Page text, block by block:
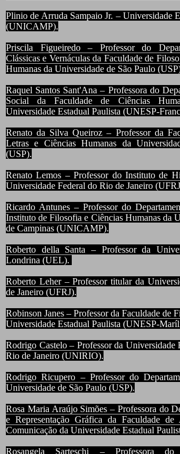
Plinio de Arruda Sampaio Jr. – Universidade
(UNICAMP).
Priscila Figueiredo – Professor do
Clássicas e Vernáculas da Faculdade de
Humanas da Universidade de São Paulo
Raquel Santos Sant'Ana – Professora do
Social da Faculdade de Ciências
Universidade Estadual Paulista (UNESP-
Renato da Silva Queiroz – Professor da
Letras e Ciências Humanas da
(USP).
Renato Lemos – Professor do Instituto de
Universidade Federal do Rio de Janeiro
Ricardo Antunes – Professor do
Instituto de Filosofia e Ciências Humanas da
de Campinas (UNICAMP).
Roberto della Santa – Professor da
Londrina (UEL).
Roberto Leher – Professor titular da
de Janeiro (UFRJ).
Robinson Janes – Professor da Faculdade de
Universidade Estadual Paulista (UNESP-
Rodrigo Castelo – Professor da Universidade
Rio de Janeiro (UNIRIO).
Rodrigo Ricupero – Professor do
Universidade de São Paulo (USP).
Rosa Maria Araújo Simões – Professora do
e Representação Gráfica da Faculdade
Comunicação da Universidade Estadual
Rosangela Sarteschi – Professora do